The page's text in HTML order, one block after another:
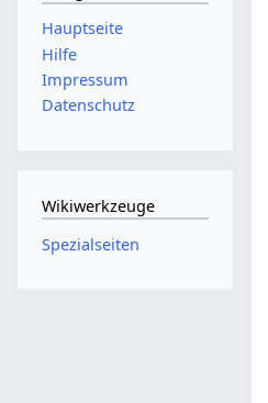
Hauptseite
Hilfe
Impressum
Datenschutz
Wikiwerkzeuge
Spezialseiten